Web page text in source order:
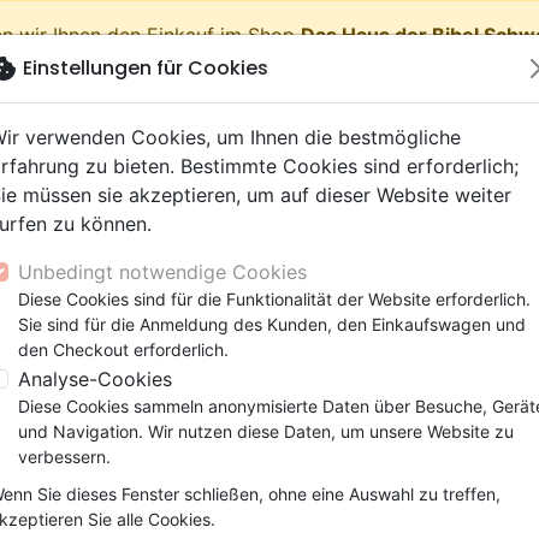
wir Ihnen den Einkauf im ShopDas Haus der Bibel
Neuheiten
Testamente
Bibelstudium
Segond 21
Darby
(Religion,
Wachstum
Gemeinde
Kinder
Kinder-, Erwachsenenarbeit
Leiden, Seelsorge
Gesundheit
Gemeinde
Ehe
Andachten
Leiden, Seelsorge
Wissenschaften)
Bibeln
9 Jahre
Jahre
Jugendliche, Teenager
Bibeln
Latino, Folk
Soul
Rap, Hip-hop
Instrumental
Pop, Rock
Konferenz
Spielfilm
Dokumentarfilm, Reportage
Spiele, Unterhaltung
Bibelhüllen
Rompre avec la solitude - Pdf
Rompre avec la solitude
Pdf
Autor :Helena Wilkinson
Beschreibung
Einstellungen für Cookies
verwenden Cookies, um Ihnen die bestmögliche
zu bieten. Bestimmte Cookies sind erforderlich;
müssen sie akzeptieren, um auf dieser Website weiter
zu können.
Unbedingt notwendige Cookies
Diese Cookies sind für die Funktionalität der Website erforderlich.
Sie sind für die Anmeldung des Kunden, den Einkaufswagen und
den Checkout erforderlich.
Analyse-Cookies
Diese Cookies sammeln anonymisierte Daten über Besuche,
und Navigation. Wir nutzen diese Daten, um unsere Website zu
verbessern.
Sie dieses Fenster schließen, ohne eine Auswahl zu treffen,
Sie alle Cookies.